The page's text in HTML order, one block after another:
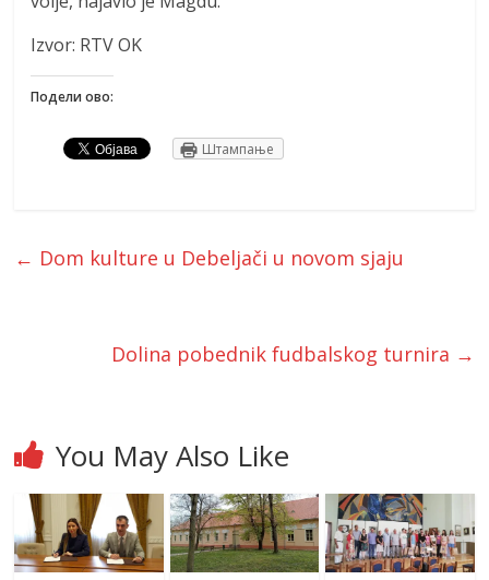
Izvor: RTV OK
Подели ово:
Штампање
← Dom kulture u Debeljači u novom sjaju
Dolina pobednik fudbalskog turnira →
You May Also Like